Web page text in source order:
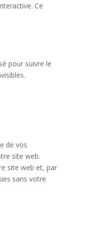
Ce
pour suivre le
de vos
site web.
site web et, par
sans votre